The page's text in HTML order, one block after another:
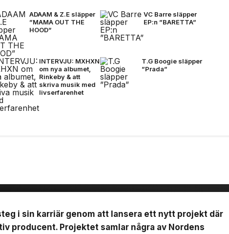
ADAAM & Z.E släpper
”MAMA OUT THE
HOOD”
VC Barre släpper
EP:n ”BARETTA”
INTERVJU: MXHXN
om nya albumet,
Rinkeby & att
skriva musik med
livserfarenhet
T.G Boogie släpper
”Prada”
i sin karriär genom att lansera ett nytt projekt där
producent. Projektet samlar några av Nordens